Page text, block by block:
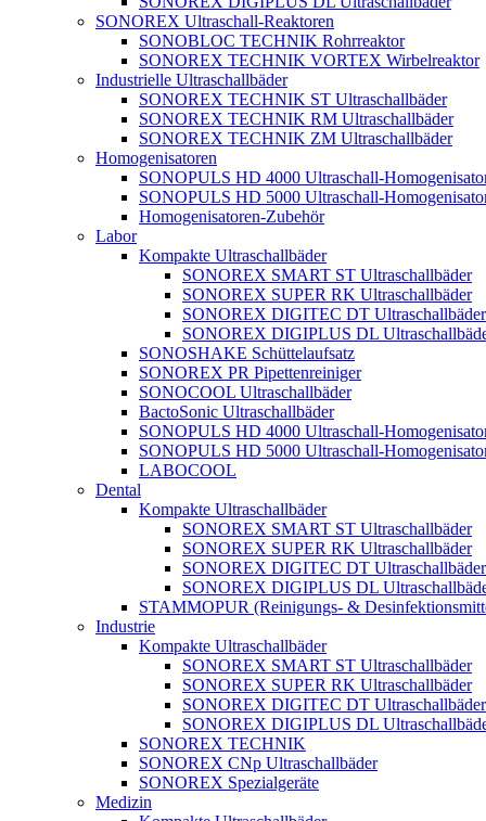
SONOREX Ultraschall-Reaktoren
SONOBLOC TECHNIK Rohrreaktor
SONOREX TECHNIK VORTEX Wirbelreaktor
Industrielle Ultraschallbäder
SONOREX TECHNIK ST Ultraschallbäder
SONOREX TECHNIK RM Ultraschallbäder
SONOREX TECHNIK ZM Ultraschallbäder
Homogenisatoren
SONOPULS HD 4000 Ultraschall-
SONOPULS HD 5000 Ultraschall-
Homogenisatoren-Zubehör
Labor
Kompakte Ultraschallbäder
SONOREX SMART ST Ultraschallbäder
SONOREX SUPER RK Ultraschallbäder
SONOREX DIGITEC DT Ultraschallbäder
SONOREX DIGIPLUS DL
SONOSHAKE Schüttelaufsatz
SONOREX PR Pipettenreiniger
SONOCOOL Ultraschallbäder
BactoSonic Ultraschallbäder
SONOPULS HD 4000 Ultraschall-
SONOPULS HD 5000 Ultraschall-
LABOCOOL
Dental
Kompakte Ultraschallbäder
SONOREX SMART ST Ultraschallbäder
SONOREX SUPER RK Ultraschallbäder
SONOREX DIGITEC DT Ultraschallbäder
SONOREX DIGIPLUS DL
STAMMOPUR (Reinigungs- &
Industrie
Kompakte Ultraschallbäder
SONOREX SMART ST Ultraschallbäder
SONOREX SUPER RK Ultraschallbäder
SONOREX DIGITEC DT Ultraschallbäder
SONOREX DIGIPLUS DL
SONOREX TECHNIK
SONOREX CNp Ultraschallbäder
SONOREX Spezialgeräte
Medizin